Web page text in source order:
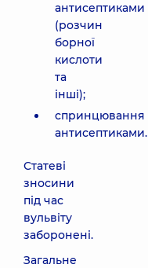
антисептиками
(розчин
борної
кислоти
та
інші);
спринцювання
антисептиками.
Статеві
зносини
під час
вульвіту
заборонені.
Загальне